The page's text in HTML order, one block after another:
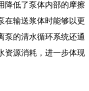
降低了泵体内部的摩擦
在输送浆体时能够以更
泵的清水循环系统还通
资源消耗，进一步体现